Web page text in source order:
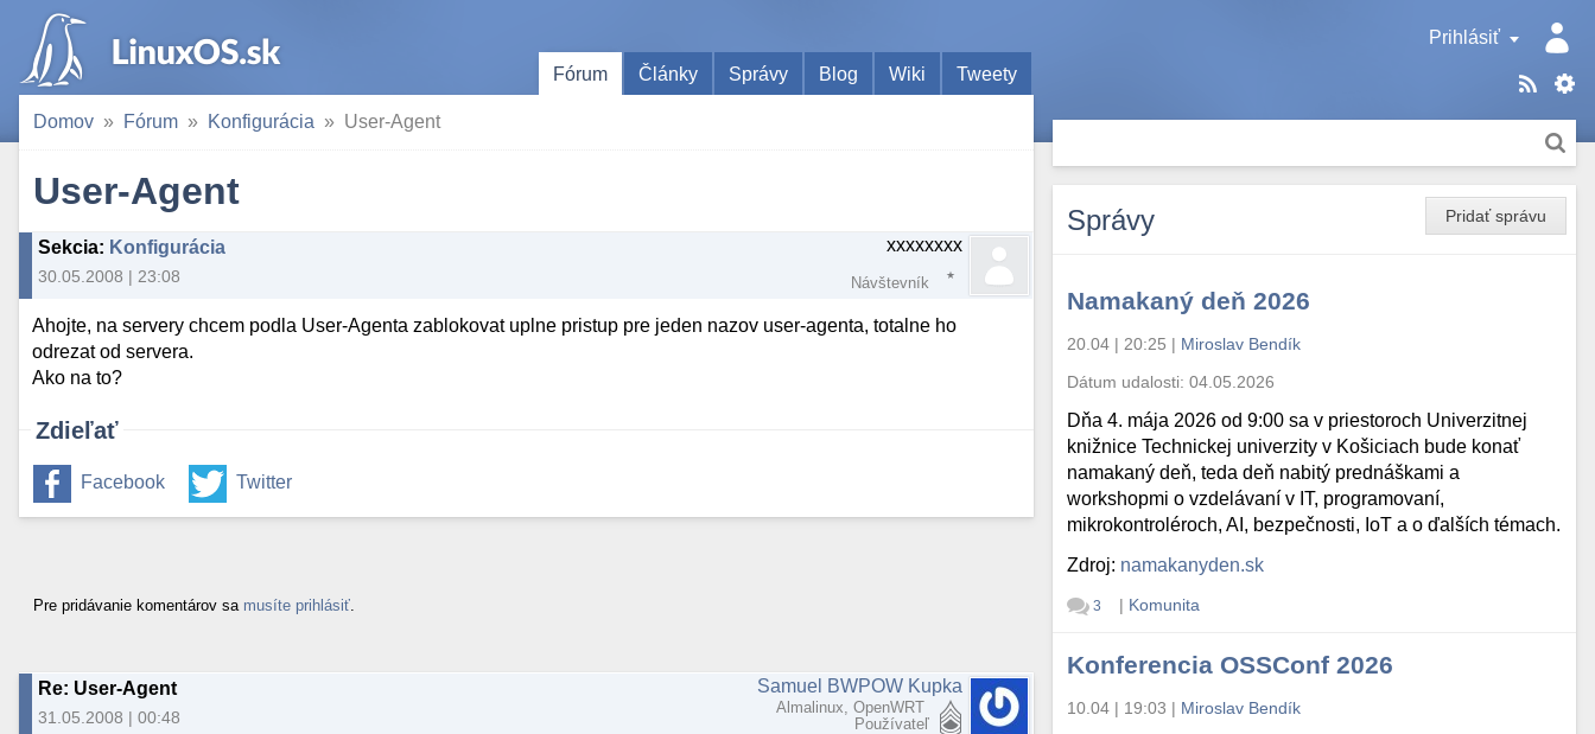
Prihlásiť
Fórum
Články Správy Blog Wiki Tweety
Domov Fórum Konfigurácia User-Agent
User-Agent
Sekcia: Konfigurácia
30.05.2008 | 23:08
xxxxxxxx
Návštevník
Ahojte, na servery chcem podla User-Agenta zablokovat uplne pristup pre jeden nazov user-agenta, totalne ho
odrezat od servera.
Ako na to?
Zdieľať
Facebook Twitter
Pre pridávanie komentárov sa musíte prihlásiť
Re: User-Agent
31.05.2008 | 00:48
Samuel BWPOW Kupka
Almalinux, OpenWRT
Používateľ
Pridať správu
Správy
Namakaný deň 2026
20.04 | 20:25 | Miroslav Bendík
Dátum udalosti:04.05.2026
Dňa 4. mája 2026 od 9:00 sa v priestoroch Univerzitnej
knižnice Technickej univerzity v Košiciach bude konať
namakaný deň, teda deň nabitý prednáškami a
workshopmi o vzdelávaní v IT, programovaní,
mikrokontroléroch, AI, bezpečnosti, IoT a o ďalších témach.
Zdroj: namakanyden.sk
3 | Komunita
Konferencia OSSConf 2026
10.04 | 19:03 | Miroslav Bendík